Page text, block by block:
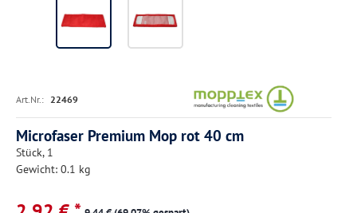
Art.Nr.: 22469
Microfaser Premium Mop rot 40 cm
Stück, 1
Gewicht: 0.1 kg